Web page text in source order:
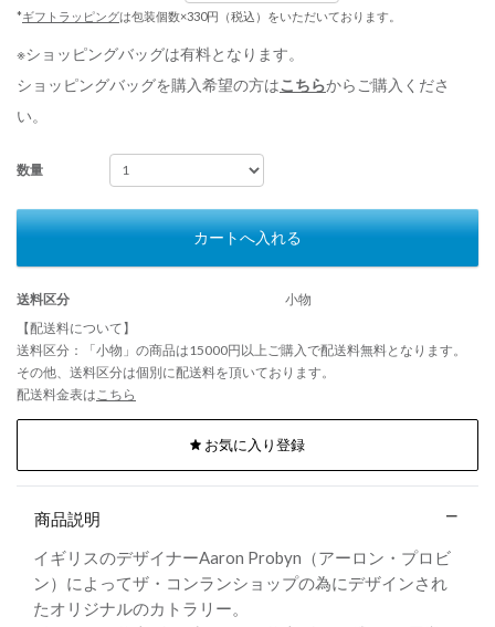
*ギフトラッピングは包装個数×330円（税込）をいただいております。
※ショッピングバッグは有料となります。
ショッピングバッグを購入希望の方はこちらからご購入くださ
い。
数量
カートへ入れる
送料区分
小物
【配送料について】
送料区分：「小物」の商品は15000円以上ご購入で配送料無料となります。
その他、送料区分は個別に配送料を頂いております。
配送料金表は こちら
お気に入り登録
商品説明
イギリスのデザイナーAaron Probyn（アーロン・プロビ
ン）によってザ・コンランショップの為にデザインされ
たオリジナルのカトラリー。